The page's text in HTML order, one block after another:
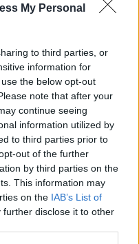
My Personal
to third parties, or
information for
the below opt-out
note that after your
continue seeing
information utilized by
to third parties prior to
out of the further
by third parties on the
This information may
on the IAB’s List of
further disclose it to other